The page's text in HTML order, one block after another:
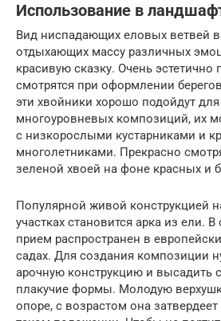
Использование в
Вид ниспадающих еловых ветвей
отдыхающих массу различных
красивую сказку. Очень
смотрятся при оформлении
эти хвойники хорошо подойдут
многоуровневых композиций, их
с низкорослыми кустарниками и
многолетниками. Прекрасно
зеленой хвоей на фоне красных и
Популярной живой конструкцией
участках становится арка из ели.
прием распространен в
садах. Для создания композиции
арочную конструкцию и высадить
плакучие формы. Молодую
опоре, с возрастом она